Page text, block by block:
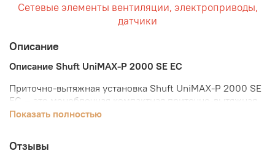
Сетевые элементы вентиляции, электроприводы,
датчики
Описание
Описание Shuft UniMAX-P 2000 SE EC
Приточно-вытяжная установка Shuft UniMAX-P 2000 SE
EC — это моноблочная компактная приточно-вытяжная
установка с пластинчатым рекуператором и
Показать полностью
Отзывы